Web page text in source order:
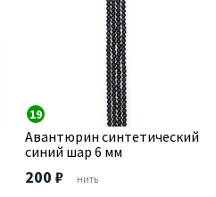
19
Авантюрин синтетический
синий шар 6 мм
200 ₽ нить